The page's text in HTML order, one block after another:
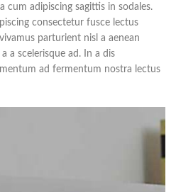
cum adipiscing sagittis in sodales.
consectetur fusce lectus
parturient nisl a aenean
a scelerisque ad. In a dis
ad fermentum nostra lectus